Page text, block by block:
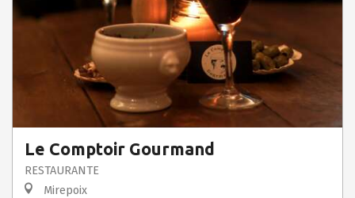
Le Comptoir Gourmand
RESTAURANTE
Mirepoix